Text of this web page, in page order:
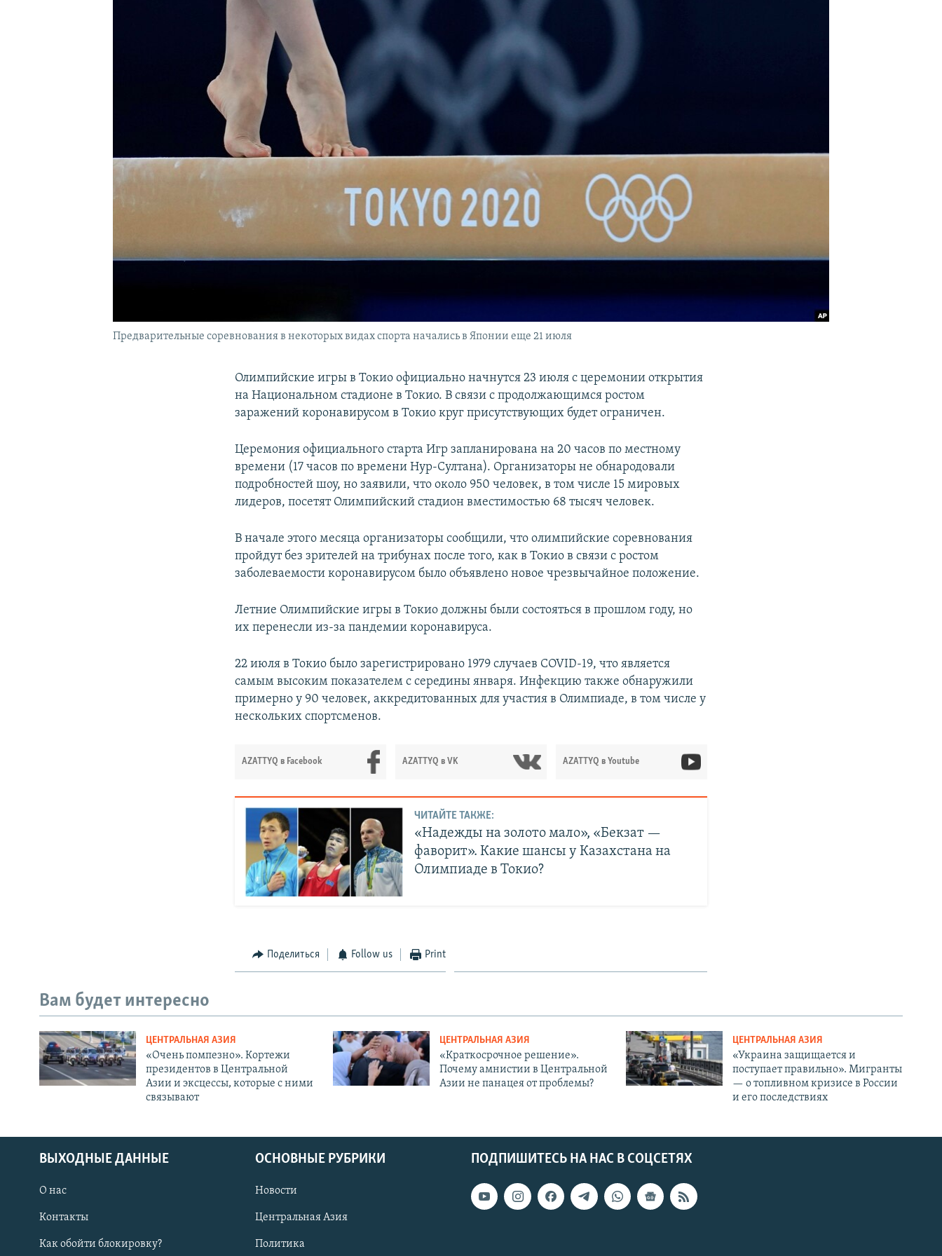
Предварительные соревнования в некоторых видах спорта начались в Японии еще 21 июля
Олимпийские игры в Токио официально начнутся 23 июля с церемонии открытия
на Национальном стадионе в Токио. В связи с продолжающимся ростом
заражений коронавирусом в Токио круг присутствующих будет ограничен.
Церемония официального старта Игр запланирована на 20 часов по местному
времени (17 часов по времени Нур-Султана). Организаторы не обнародовали
подробностей шоу, но заявили, что около 950 человек, в том числе 15 мировых
лидеров, посетят Олимпийский стадион вместимостью 68 тысяч человек.
В начале этого месяца организаторы сообщили, что олимпийские соревнования
пройдут без зрителей на трибунах после того, как в Токио в связи с ростом
заболеваемости коронавирусом было объявлено новое чрезвычайное положение.
Летние Олимпийские игры в Токио должны были состояться в прошлом году, но
их перенесли из-за пандемии коронавируса.
22 июля в Токио было зарегистрировано 1979 случаев COVID-19, что является
самым высоким показателем с середины января. Инфекцию также обнаружили
примерно у 90 человек, аккредитованных для участия в Олимпиаде, в том числе у
нескольких спортсменов.
AZATTYQ в Facebook AZATTYQ в VK AZATTYQ в Youtube
ЧИТАЙТЕ ТАКЖЕ:
«Надежды на золото мало», «Бекзат —
фаворит». Какие шансы у Казахстана на
Олимпиаде в Токио?
Поделиться Follow us Print
Вам будет интересно
ЦЕНТРАЛЬНАЯ АЗИЯ
«Очень помпезно». Кортежи
президентов в Центральной
Азии и эксцессы, которые с ними
связывают
ЦЕНТРАЛЬНАЯ АЗИЯ
«Краткосрочное решение».
Почему амнистии в Центральной
Азии не панацея от проблемы?
ЦЕНТРАЛЬНАЯ АЗИЯ
«Украина защищается и
поступает правильно». Мигранты
— о топливном кризисе в России
и его последствиях
ПОДПИШИТЕСЬ НА НАС В СОЦСЕТЯХ
ВЫХОДНЫЕ ДАННЫЕ
О нас
Контакты
Как обойти блокировку?
ОСНОВНЫЕ РУБРИКИ
Новости
Центральная Азия
Политика